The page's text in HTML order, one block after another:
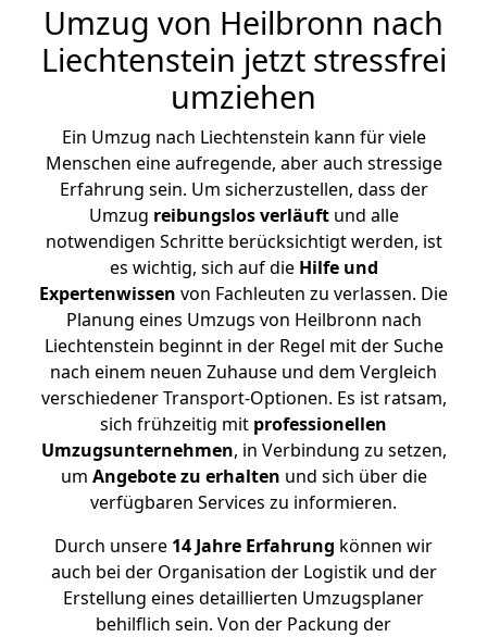
Umzug von Heilbronn nach
Liechtenstein jetzt stressfrei
umziehen
Ein Umzug nach Liechtenstein kann für viele
Menschen eine aufregende, aber auch stressige
Erfahrung sein. Um sicherzustellen, dass der
Umzug reibungslos verläuftund alle
notwendigen Schritte berücksichtigt werden, ist
es wichtig, sich auf die Hilfe und
Expertenwissen von Fachleuten zu verlassen. Die
Planung eines Umzugs von Heilbronn nach
Liechtenstein beginnt in der Regel mit der Suche
nach einem neuen Zuhause und dem Vergleich
verschiedener Transport-Optionen. Es ist ratsam,
sich frühzeitig mit professionellen
Umzugsunternehmen, in Verbindung zu setzen,
um Angebote zu erhalten und sich über die
verfügbaren Services zu informieren.
Durch unsere 14 Jahre Erfahrung können wir
auch bei der Organisation der Logistik und der
Erstellung eines detaillierten Umzugsplaner
behilflich sein. Von der Packung der